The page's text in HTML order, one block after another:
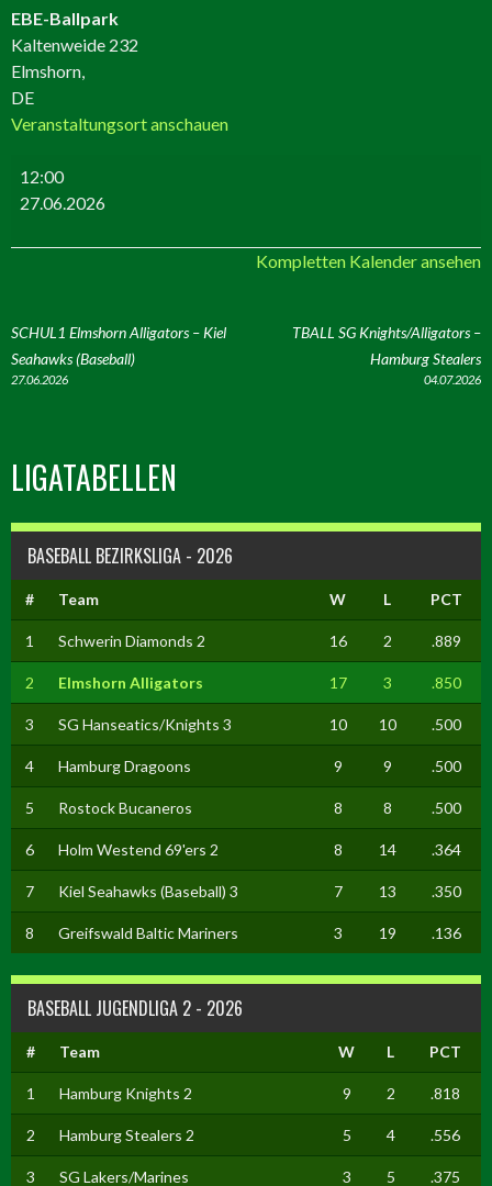
–
Kiel
Seahawks
(Baseball)
EBE-Ballpark
Kaltenweide 232
Elmshorn
DE
Veranstaltungsort anschauen
12:00
27.06.2026
Kompletten Kalender ansehen
ARTIKEL-
NAVIGATION
SCHUL1 Elmshorn Alligators – Kiel
Seahawks (Baseball)
27.06.2026
TBALL SG Knights/Alligators –
Hamburg Stealers
04.07.2026
LIGATABELLEN
BASEBALL BEZIRKSLIGA - 2026
# Team W L PCT
1 Schwerin Diamonds 2 16 2 .889
2 Elmshorn Alligators 17 3 .850
3 SG Hanseatics/Knights 3 10 10 .500
4 Hamburg Dragoons 9 9 .500
5 Rostock Bucaneros 8 8 .500
6 Holm Westend 69'ers 2 8 14 .364
7 Kiel Seahawks (Baseball) 3 7 13 .350
8 Greifswald Baltic Mariners 3 19 .136
BASEBALL JUGENDLIGA 2 - 2026
# Team W L PCT
1 Hamburg Knights 2 9 2 .818
2 Hamburg Stealers 2 5 4 .556
3 SG Lakers/Marines 3 5 .375